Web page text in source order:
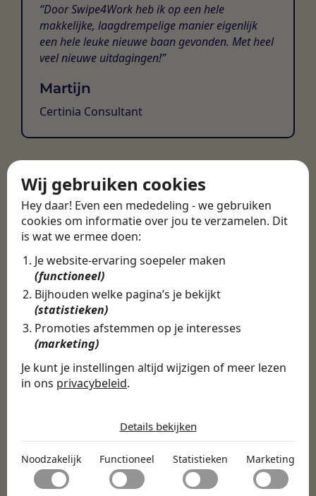
Wij gebruiken cookies
Hey daar! Even een mededeling - we gebruiken
cookies om informatie over jou te verzamelen. Dit
is wat we ermee doen:
Je website-ervaring soepeler maken
(functioneel)
Bijhouden welke pagina’s je bekijkt
(statistieken)
Promoties afstemmen op je interesses
(marketing)
Je kunt je instellingen altijd wijzigen of meer lezen
in ons privacybeleid.
Noodzakelijk
Noodzakelijke cookies helpen een website bruikbaar te
maken door basisfuncties zoals paginanavigatie en
toegang tot beveiligde delen van de website mogelijk te
Functioneel
Details bekijken
Noodzakelijk Functioneel Statistieken Marketing
Door Swipe4Work heb ik op een hele
makkelijke, laagdrempelige manier eigenlijk
een hele leuke nieuwe baan gevonden. Met heel
veel nieuwe uitdagingen!
Martijn
Certinia Consultant